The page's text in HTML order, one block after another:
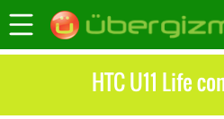
HTC U11 Life